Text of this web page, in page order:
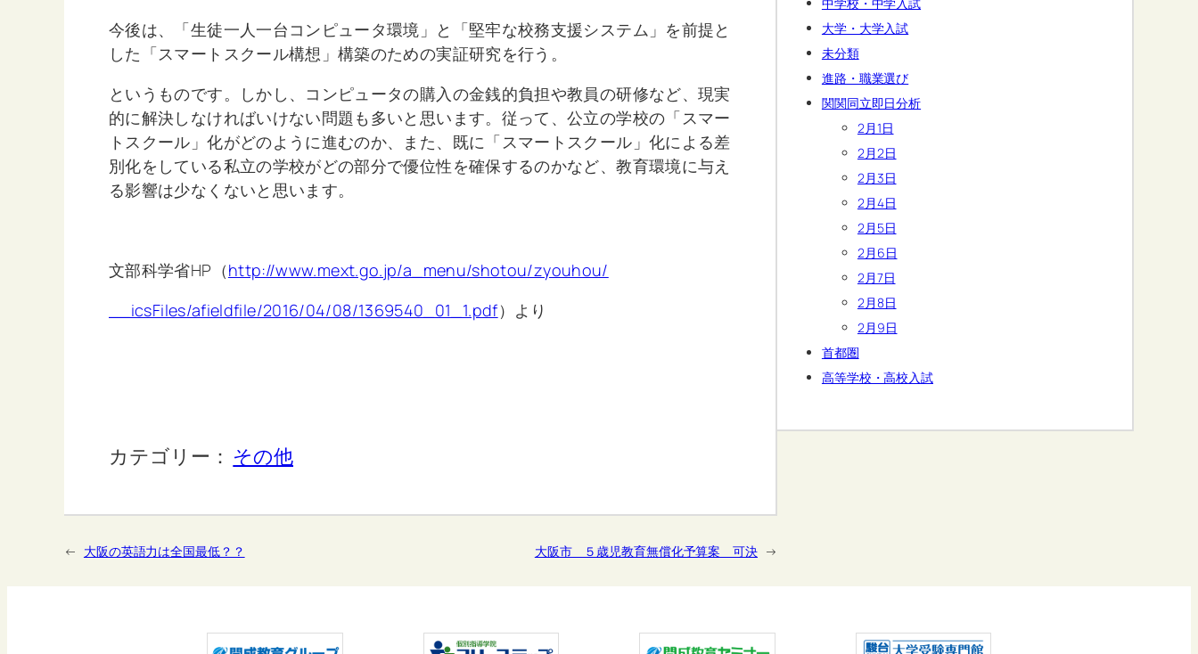
今後は、「生徒一人一台コンピュータ環境」と「堅牢な校務支援システム」を前提と
した「スマートスクール構想」構築のための実証研究を行う。
というものです。しかし、コンピュータの購入の金銭的負担や教員の研修など、現実
的に解決しなければいけない問題も多いと思います。従って、公立の学校の「スマー
トスクール」化がどのように進むのか、また、既に「スマートスクール」化による差
別化をしている私立の学校がどの部分で優位性を確保するのかなど、教育環境に与え
る影響は少なくないと思います。
文部科学省HP（http://www.mext.go.jp/a_menu/shotou/zyouhou/
__icsFiles/afieldfile/2016/04/08/1369540_01_1.pdf）より
カテゴリー： その他
← 大阪の英語力は全国最低？？ 大阪市 ５歳児教育無償化予算案 可決 →
大学・大学入試
未分類
進路・職業選び
関関同立即日分析
2月1日
2月2日
2月3日
2月4日
2月5日
2月6日
2月7日
2月8日
2月9日
首都圏
高等学校・高校入試